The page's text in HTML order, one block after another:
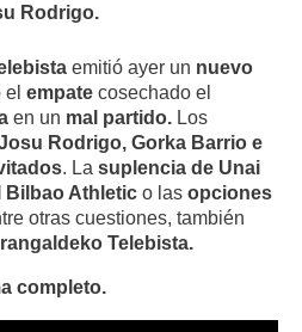
Rodrigo.
emitió ayer un nuevo
el empate cosechado el
en un mal partido. Los
Rodrigo, Gorka Barrio e
. La suplencia de Unai
Bilbao Athletic o las opciones
otras cuestiones, también
Telebista.
completo.